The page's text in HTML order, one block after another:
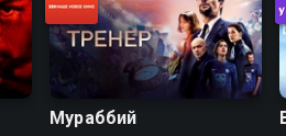
Мураббий